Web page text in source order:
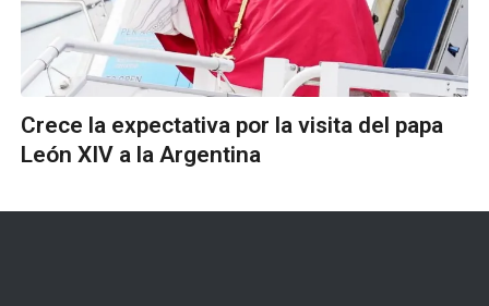
Crece la expectativa por la visita del papa
León XIV a la Argentina